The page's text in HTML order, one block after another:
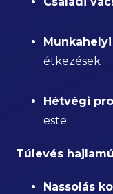
étkezések
Hétvégi
este
Túlevés
Nassolás